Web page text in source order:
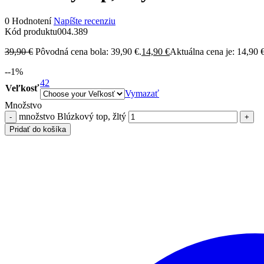
0 Hodnotení Napíšte recenziu
Kód produktu004.389
39,90€ Pôvodná cena bola: 39,90 €.14,90 €Aktuálna cena je: 14,90
--1%
Veľkosť
42
Vymazať
Množstvo
množstvo Blúzkový top, žltý
Pridať do košíka